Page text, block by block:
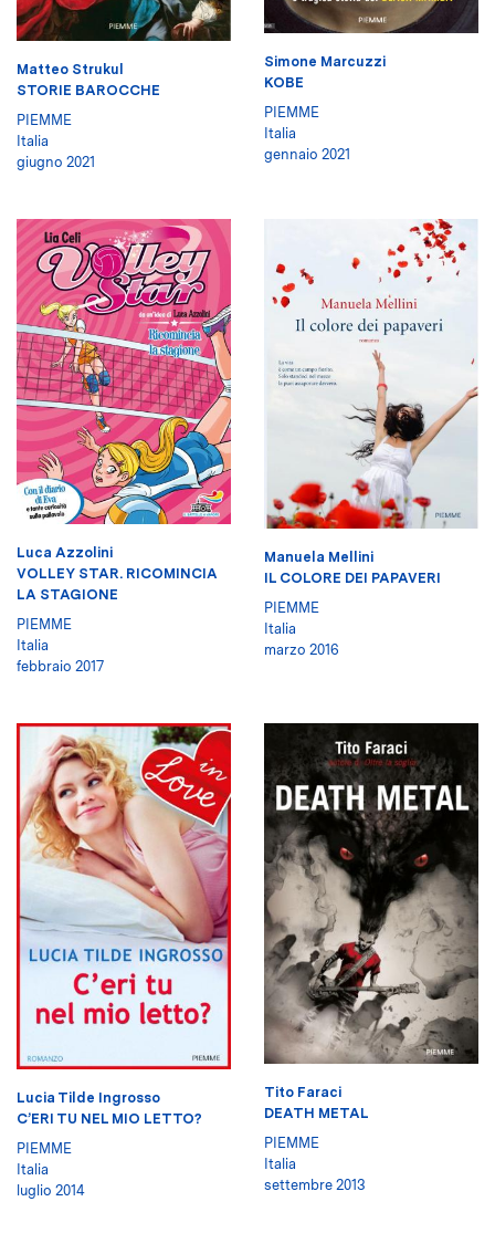
Matteo Strukul
STORIE BAROCCHE
PIEMME
Italia
giugno 2021
Simone Marcuzzi
KOBE
PIEMME
Italia
gennaio 2021
Luca Azzolini
VOLLEY STAR. RICOMINCIA
LA STAGIONE
PIEMME
Italia
febbraio 2017
Manuela Mellini
IL COLORE DEI PAPAVERI
PIEMME
Italia
marzo 2016
Lucia Tilde Ingrosso
C’ERI TU NEL MIO LETTO?
PIEMME
Italia
luglio 2014
Tito Faraci
DEATH METAL
PIEMME
Italia
settembre 2013